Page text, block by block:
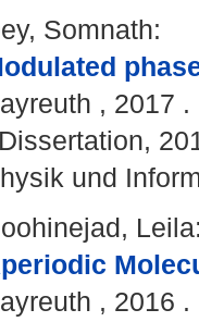
Somnath:
, 2017 .
und
Leila
, 2016